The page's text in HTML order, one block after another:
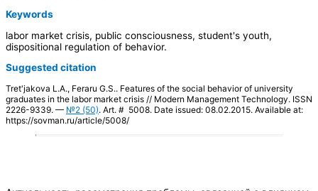
Keywords
labor market crisis, public consciousness, student's youth,
dispositional regulation of behavior.
Suggested citation
Tret'jakova L.A., Feraru G.S.. Features of the social behavior of university
graduates in the labor market crisis // Modern Management Technology. ISSN
2226-9339. — №2 (50). Art. # 5008. Date issued: 08.02.2015. Available at:
https://sovman.ru/article/5008/